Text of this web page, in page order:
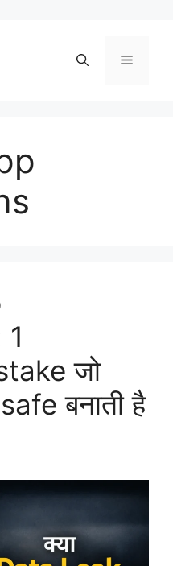
Menu
जो
बनाती है